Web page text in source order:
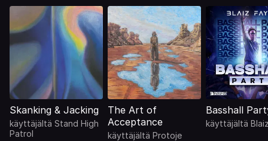
Skanking & Jacking
käyttäjältä Stand High
Patrol
The Art of
Acceptance
käyttäjältä Protoje
Basshall
käyttäjältä